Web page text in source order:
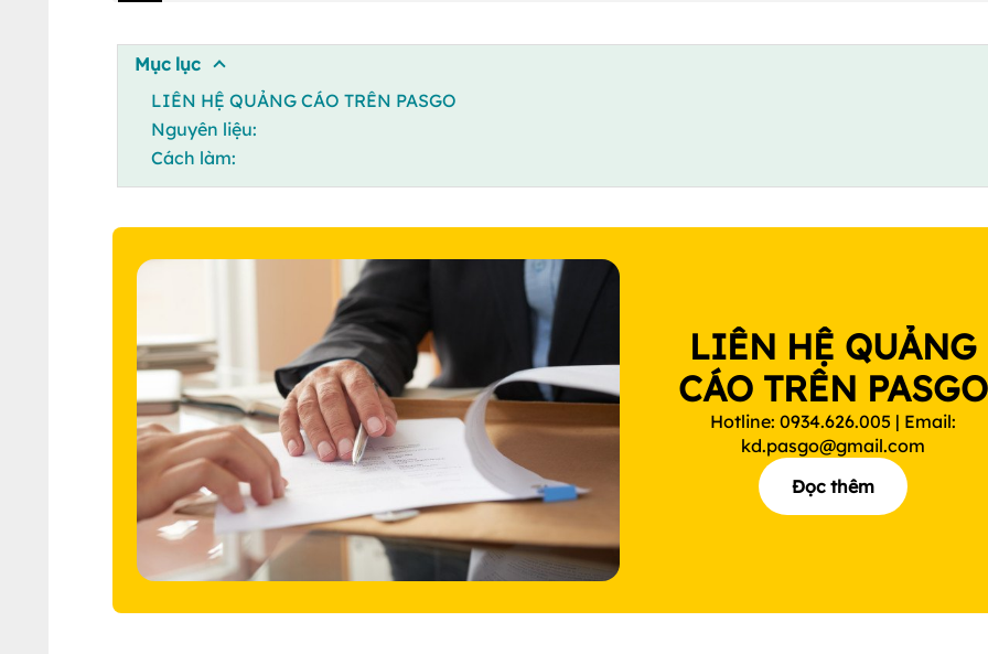
Mục lục
LIÊN HỆ QUẢNG CÁO TRÊN PASGO
Nguyên liệu:
Cách làm:
LIÊN HỆ QUẢNG
CÁO TRÊN PASGO
Hotline: 0934.626.005 | Email:
kd.pasgo@gmail.com
Đọc thêm